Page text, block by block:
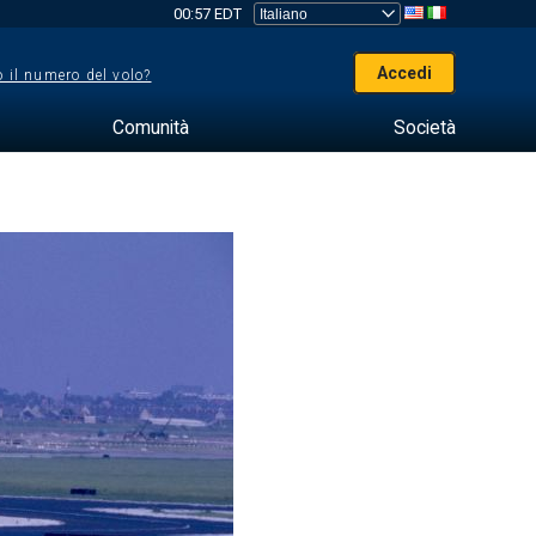
00:57 EDT
il numero del volo? Accedi
Comunità Società